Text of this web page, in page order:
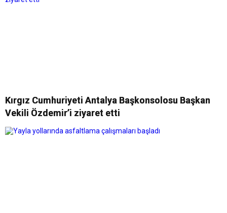
Kırgız Cumhuriyeti Antalya Başkonsolosu Başkan
Vekili Özdemir’i ziyaret etti